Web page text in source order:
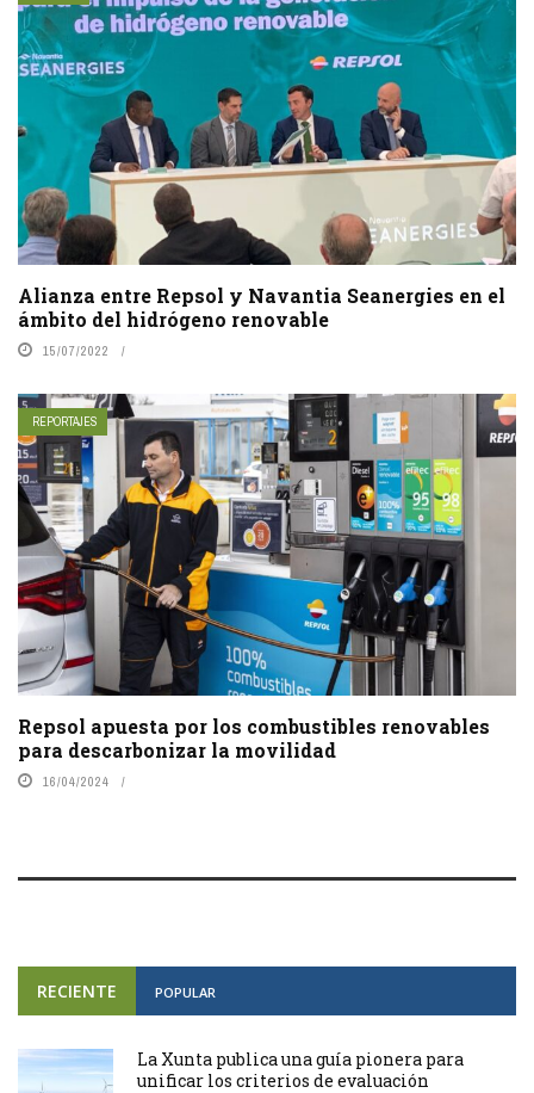
Alianza entre Repsol y Navantia Seanergies en el
ámbito del hidrógeno renovable
15/07/2022
REPORTAJES
Repsol apuesta por los combustibles renovables
para descarbonizar la movilidad
16/04/2024
RECIENTE POPULAR
La Xunta publica una guía pionera para
unificar los criterios de evaluación